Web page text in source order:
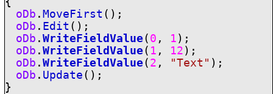
oDb . MoveFirst ();
oDb . Edit ();
oDb . WriteFieldValue ( 0 , 1 );
oDb . WriteFieldValue ( 1 , 12 );
oDb . WriteFieldValue ( 2 , "Text" );
oDb . Update ();
}